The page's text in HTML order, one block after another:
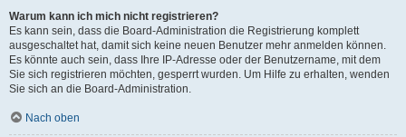
Warum kann ich mich nicht registrieren?
Es kann sein, dass die Board-Administration die Registrierung komplett
ausgeschaltet hat, damit sich keine neuen Benutzer mehr anmelden können.
Es könnte auch sein, dass Ihre IP-Adresse oder der Benutzername, mit dem
Sie sich registrieren möchten, gesperrt wurden. Um Hilfe zu erhalten, wenden
Sie sich an die Board-Administration.
Nach oben